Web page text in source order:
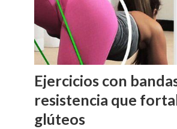
Ejercicios con
resistencia que
glúteos